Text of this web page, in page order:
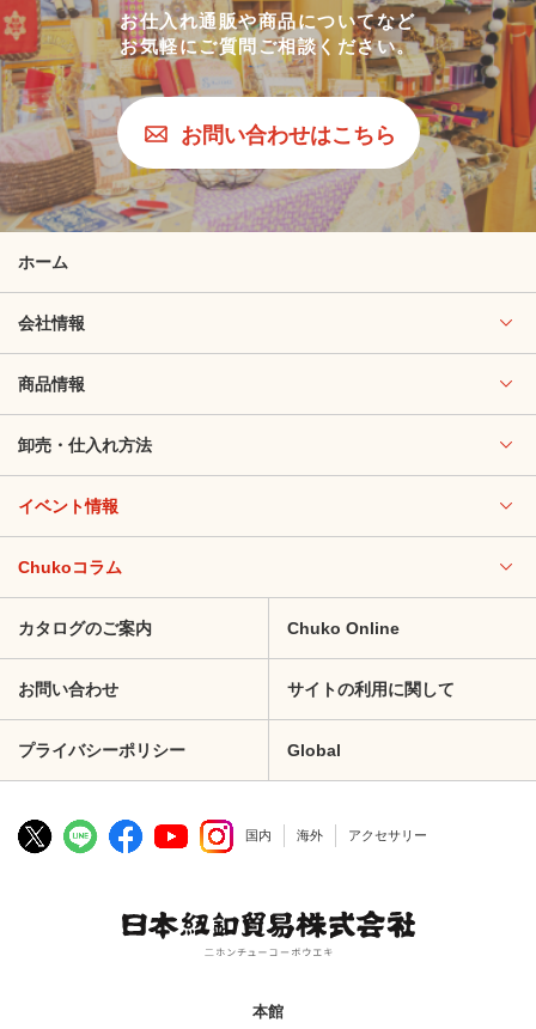
お仕入れ通販や商品についてなど
お気軽にご質問ご相談ください。
お問い合わせはこちら
ホーム
会社情報
商品情報
卸売・仕入れ方法
イベント情報
Chukoコラム
カタログのご案内 Chuko Online
お問い合わせ サイトの利用に関して
プライバシーポリシー Global
国内 海外 アクセサリー
本館